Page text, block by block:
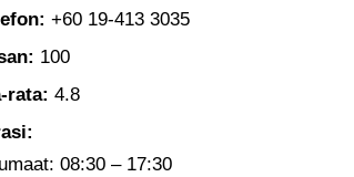
+60 19-413 3035
100
rata: 4.8
08:30 – 17:30